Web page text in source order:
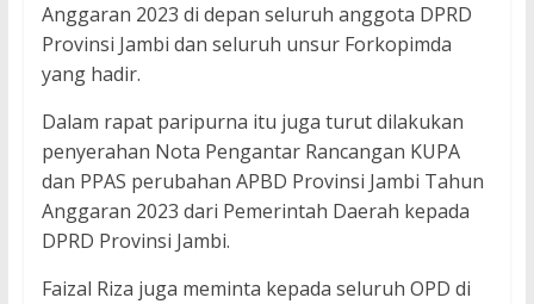
Anggaran 2023 di depan seluruh anggota DPRD
Provinsi Jambi dan seluruh unsur Forkopimda
yang hadir.
Dalam rapat paripurna itu juga turut dilakukan
penyerahan Nota Pengantar Rancangan KUPA
dan PPAS perubahan APBD Provinsi Jambi Tahun
Anggaran 2023 dari Pemerintah Daerah kepada
DPRD Provinsi Jambi.
Faizal Riza juga meminta kepada seluruh OPD di